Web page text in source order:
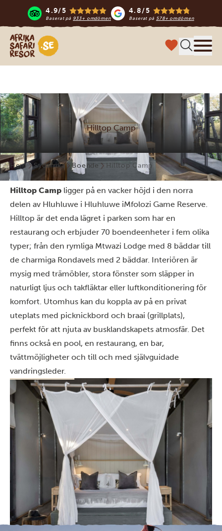
4.9/5
Baserat på 933+ omdömen
4.8/5
Baserat på 578+ omdömen
Safari-resor i Afrika
Hilltop Camp
Hem Sydafrika Boende Hilltop Camp
Hilltop Camp ligger på en vacker höjd i den norra
delen av Hluhluwe i Hluhluwe iMfolozi Game Reserve.
Hilltop är det enda lägret i parken som har en
restaurang och erbjuder 70 boendeenheter i fem olika
typer; från den rymliga Mtwazi Lodge med 8 bäddar till
de charmiga Rondavels med 2 bäddar. Interiören är
mysig med trämöbler, stora fönster som släpper in
naturligt ljus och takfläktar eller luftkonditionering för
komfort. Utomhus kan du koppla av på en privat
uteplats med picknickbord och braai (grillplats),
perfekt för att njuta av busklandskapets atmosfär. Det
finns också en pool, en restaurang, en bar,
tvättmöjligheter och till och med självguidade
vandringsleder.